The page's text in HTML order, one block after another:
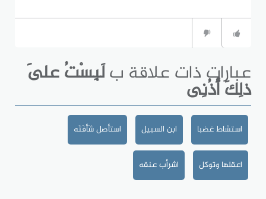
عبارات ذات علاقة بلَبِسْتُ عَلَى
ذلِكَ أُذُنِى
استشاط غضبا ابن السبيل استأصل شَأْفَتَه
اعقلها وتوكل اشرأب عنقه